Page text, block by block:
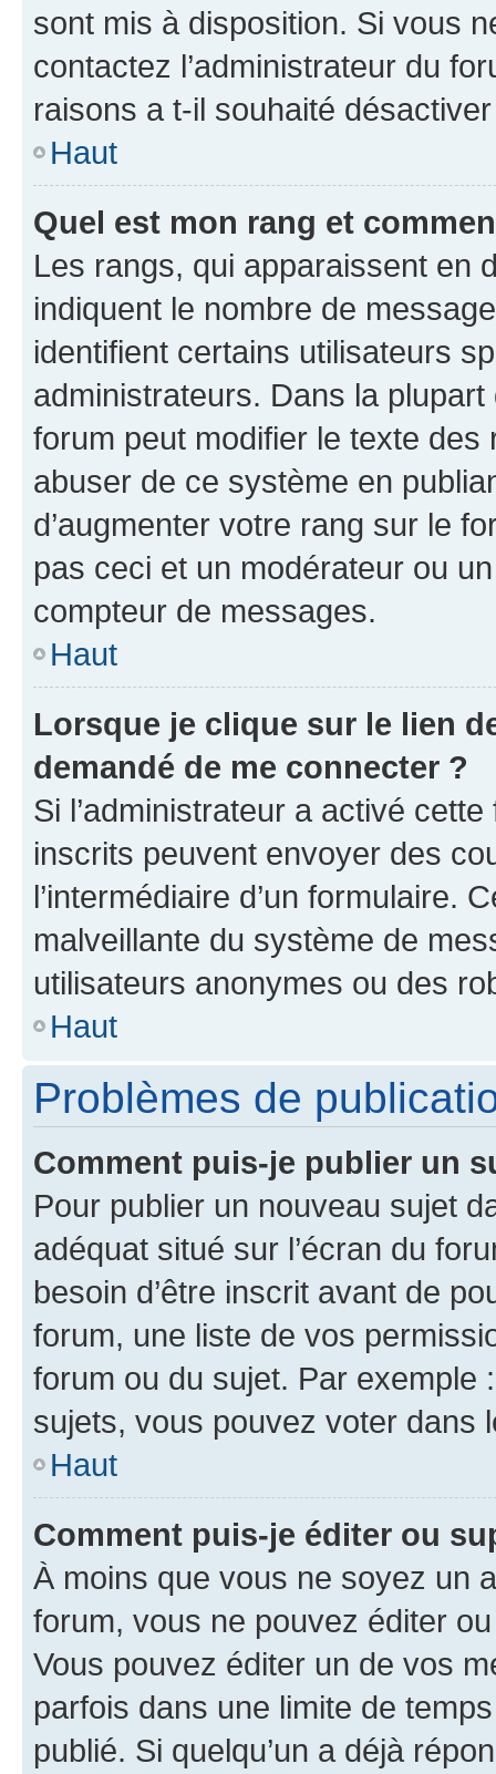
sont mis à disposition. Si vous
contactez l’administrateur du
raisons a t-il souhaité
Haut
Quel est mon rang et
Les rangs, qui apparaissent en
indiquent le nombre de
identifient certains utilisateurs
administrateurs. Dans la
forum peut modifier le texte
abuser de ce système en
d’augmenter votre rang sur le
pas ceci et un modérateur ou
compteur de messages.
Haut
Lorsque je clique sur le lien
demandé de me connecter ?
Si l’administrateur a activé
inscrits peuvent envoyer des
l’intermédiaire d’un formulaire.
malveillante du système de
utilisateurs anonymes ou des
Haut
Problèmes de
Comment puis-je publier un
Pour publier un nouveau sujet
adéquat situé sur l’écran du
besoin d’être inscrit avant de
forum, une liste de vos
forum ou du sujet. Par exemple
sujets, vous pouvez voter dans
Haut
Comment puis-je éditer ou
À moins que vous ne soyez un
forum, vous ne pouvez éditer
Vous pouvez éditer un de vos
parfois dans une limite de
publié. Si quelqu’un a déjà